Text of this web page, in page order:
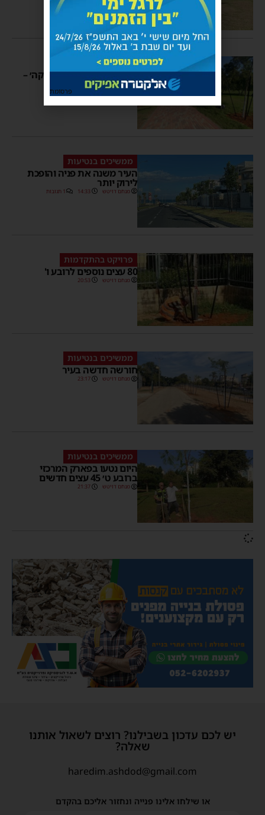
ראש העיר חושף
עלות פרויקט ׳הצללה ירוקה׳ –
15,000,000₪
1 תגובות
ממשיכים בנטיעות
העיר משנה את פניה והופכת
לירוק יותר
מנחם דויטש 14:33 1 תגובות
פרויקט בהתקדמות
80 עצים נוספים לרובע ו'
מנחם דויטש 20:53
ממשיכים בנטיעות
חורשה חדשה בעיר
מנחם דויטש 23:17
ממשיכים בנטיעות
היום נטעו בפארק המרכזי
ברובע ט׳ 45 עצים חדשים
מנחם דויטש 21:37
יש לכם עדכון בשבילנו? רוצים לשאול אותנו
שאלה?
haredim.ashdod@gmail.com
או שילחו אלינו פנייה ונחזור אליכם בהקדם
פרסומת